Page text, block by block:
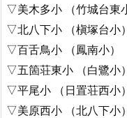
▽美木多小 （竹城台
▽北八下小 （槇塚台
▽百舌鳥小 （鳳南小
▽五箇荘東小 （白鷺
▽平尾小 （日置荘西
▽美原西小 （北八下